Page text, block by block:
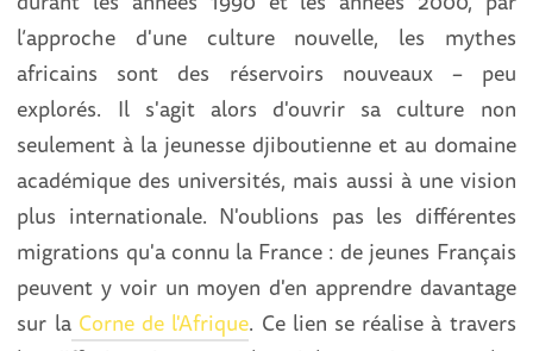
l’approche d'une culture nouvelle, les mythes
africains sont des réservoirs nouveaux – peu
explorés. Il s'agit alors d'ouvrir sa culture non
seulement à la jeunesse djiboutienne et au domaine
académique des universités, mais aussi à une vision
plus internationale. N'oublions pas les différentes
migrations qu'a connu la France : de jeunes Français
peuvent y voir un moyen d'en apprendre davantage
sur laCorne de l'Afrique. Ce lien se réalise à travers